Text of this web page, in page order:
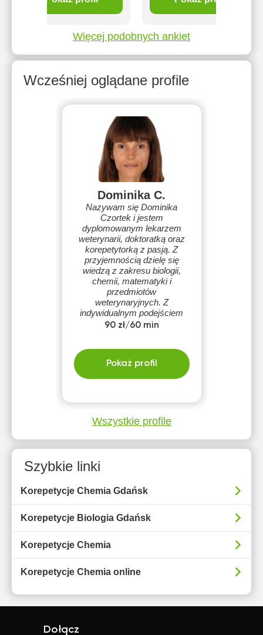
Więcej podobnych ankiet
Wcześniej oglądane profile
Dominika C.
Nazywam się Dominika
Czortek i jestem
dyplomowanym lekarzem
weterynarii, doktoratką oraz
korepetytorką z pasją. Z
przyjemnością dzielę się
wiedzą z zakresu biologii,
chemii, matematyki i
przedmiotów
weterynaryjnych. Z
indywidualnym podejściem
pomagam uczniom i
90 zł/60 min
Pokaż profil
Wszystkie profile
Szybkie linki
Korepetycje Chemia Gdańsk
Korepetycje Biologia Gdańsk
Korepetycje Chemia
Korepetycje Chemia online
Dołącz